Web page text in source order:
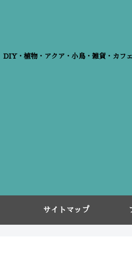
DIY・植物・アクア・小鳥・雑貨・カフ
サイトマップ